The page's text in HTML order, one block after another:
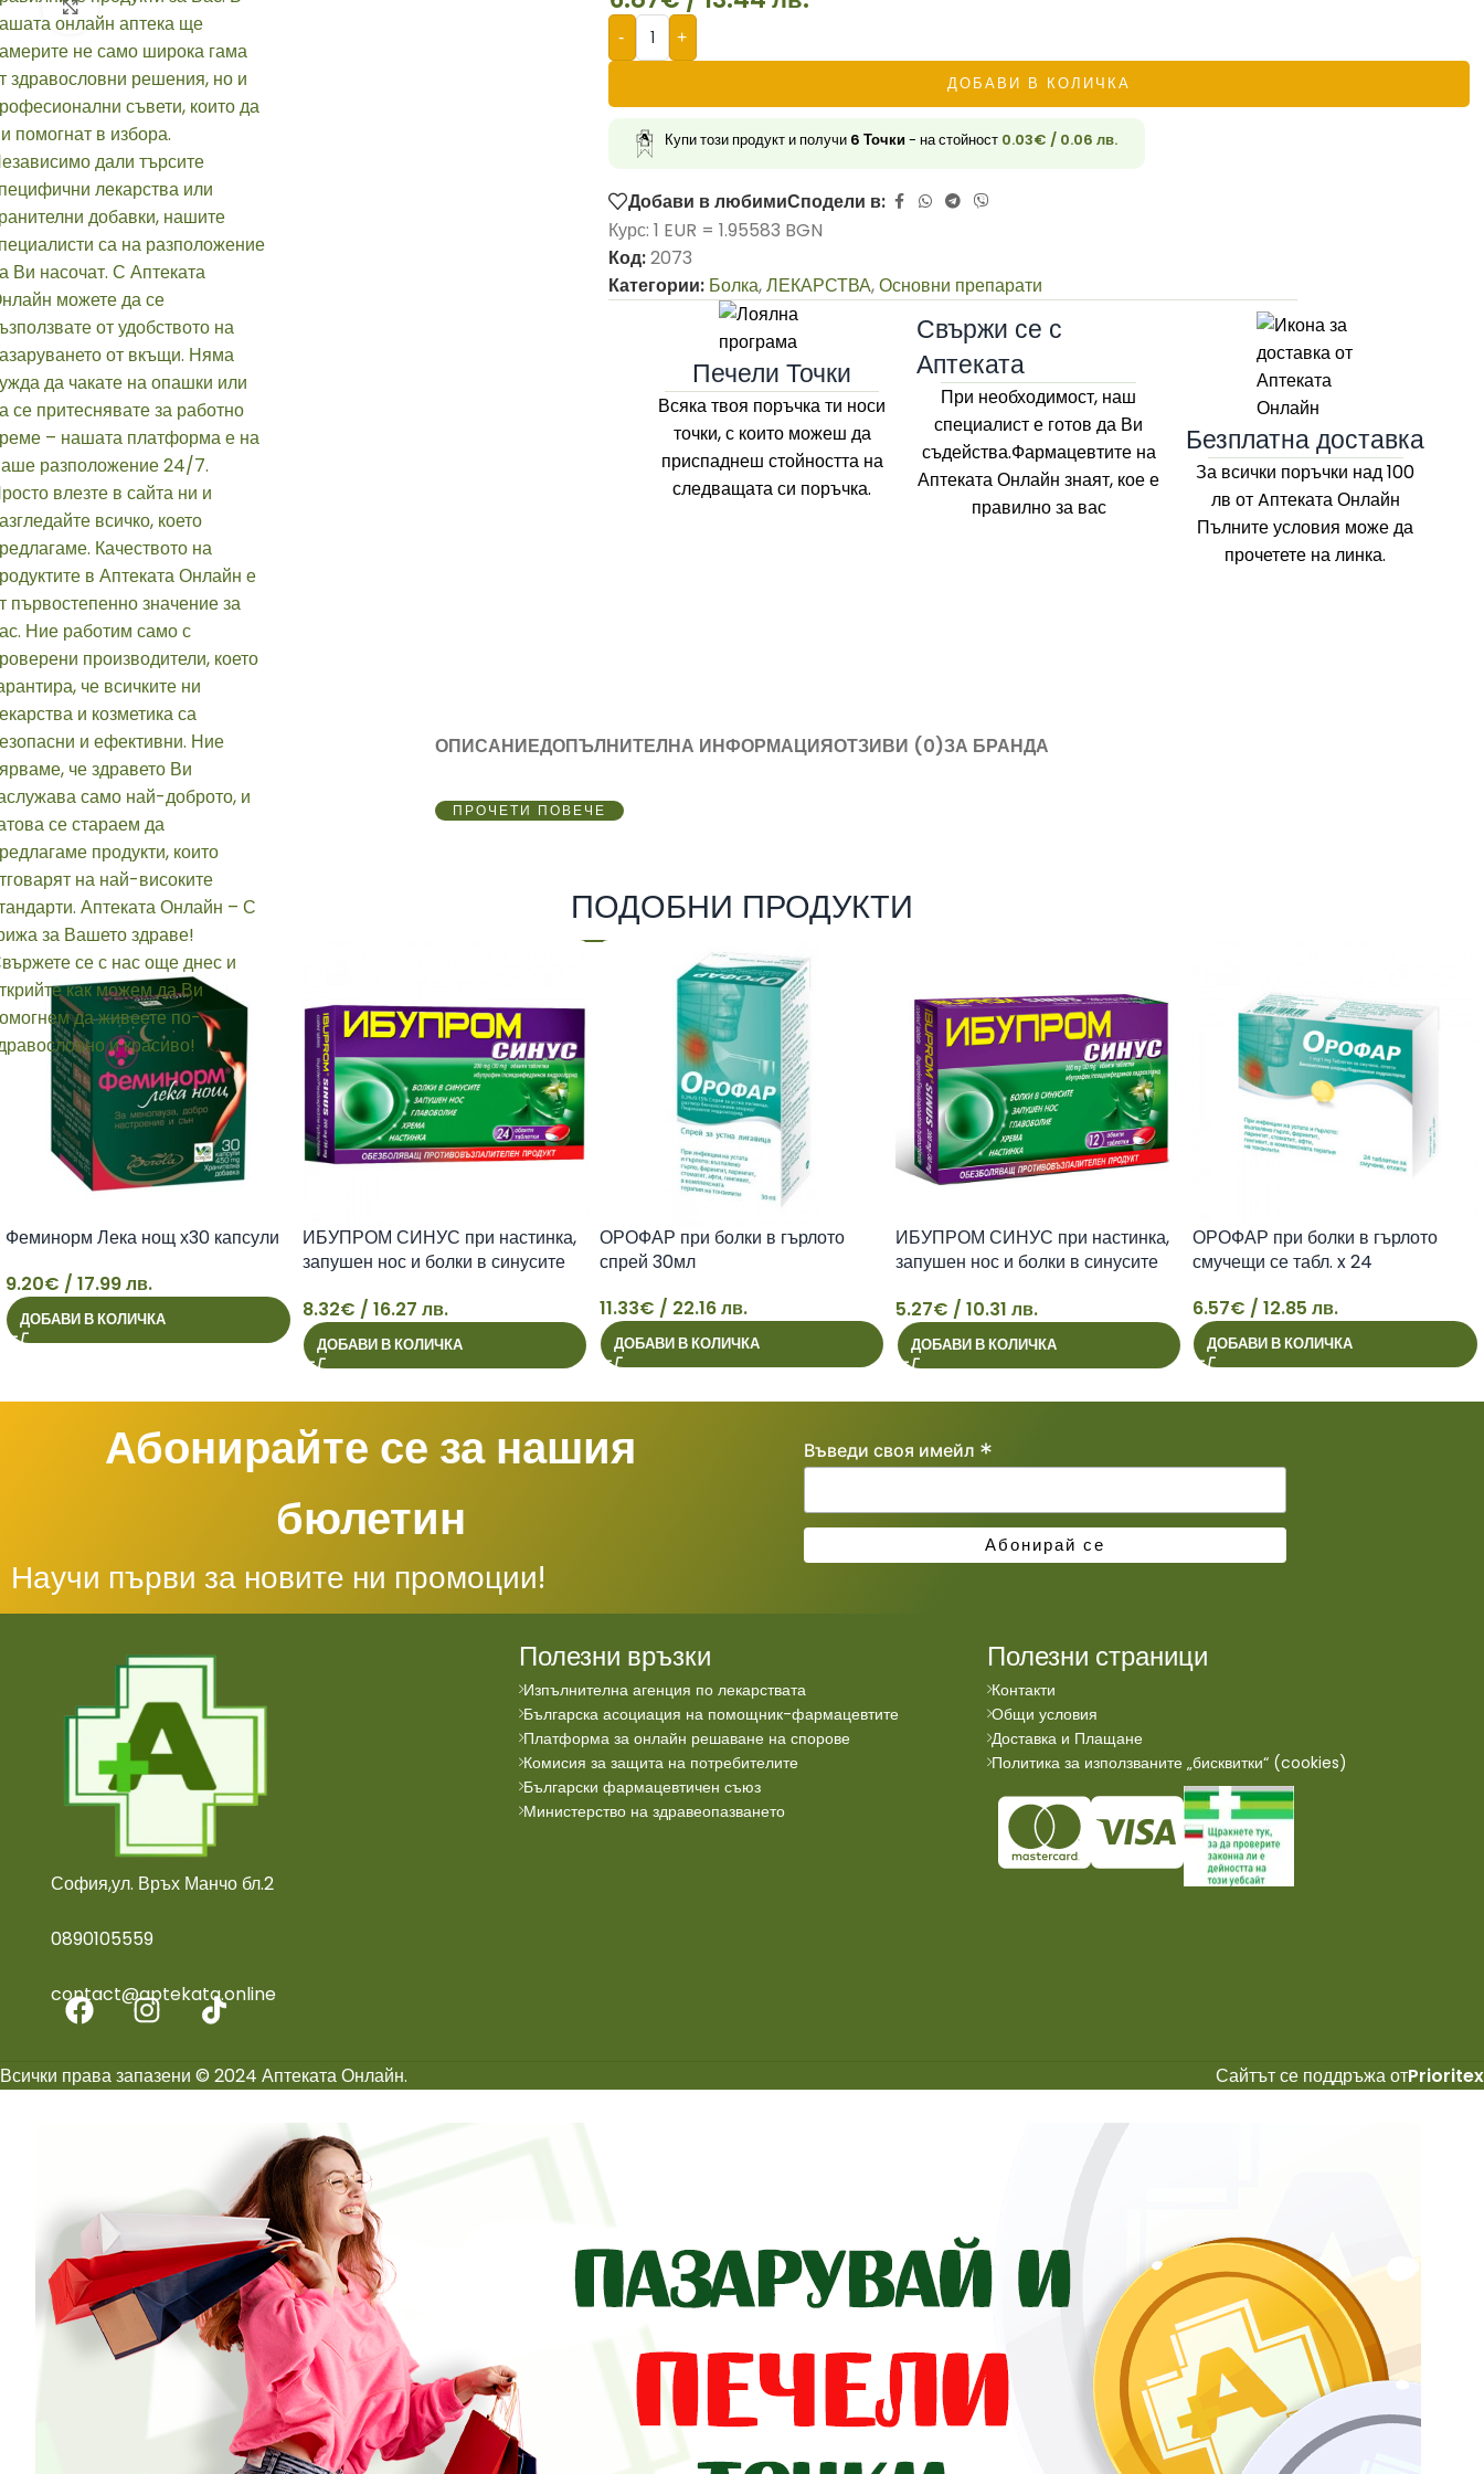
Click to enlarge
- +
ДОБАВИ В КОЛИЧКА
Купи този продукт и получи 6 Точки- на стойност 0.03€ / 0.06 лв.
Добави в любимиСподели в:
Курс: 1 EUR = 1.95583 BGN
Код:2073
Категории: Болка,ЛЕКАРСТВА,Основни препарати
Печели Точки
Всяка твоя поръчка ти носи
точки, с които можеш да
приспаднеш стойността на
следващата си поръчка.
Свържи се с
Аптеката
При необходимост, наш
специалист е готов да Ви
съдейства.Фармацевтите на
Аптеката Онлайн знаят, кое е
правилно за вас
Безплатна доставка
За всички поръчки над 100
лв от Aптеката Онлайн
Пълните условия може да
прочетете на линка.
ОПИСАНИЕДОПЪЛНИТЕЛНА ИНФОРМАЦИЯОТЗИВИ (0)ЗА БРАНДА
ПРОЧЕТИ ПОВЕЧЕ
ПОДОБНИ ПРОДУКТИ
9
Феминорм Лека нощ х30 капсули
9.20€ / 17.99 лв.
ДОБАВИ В КОЛИЧКА
ИБУПРОМ СИНУС при настинка,
запушен нос и болки в синусите
8.32€ / 16.27 лв.
ДОБАВИ В КОЛИЧКА
ОРОФАР при болки в гърлото
спрей 30мл
11.33€ / 22.16 лв.
ДОБАВИ В КОЛИЧКА
ИБУПРОМ СИНУС при настинка,
запушен нос и болки в синусите
5.27€ / 10.31 лв.
ДОБАВИ В КОЛИЧКА
ОРОФАР при болки в гърлото
смучещи се табл. x 24
6.57€ / 12.85 лв.
ДОБАВИ В КОЛИЧКА
Абонирайте се за нашия
бюлетин
Научи първи за новите ни промоции!
Въведи своя имейл *
София,ул. Връх Манчо бл.2
0890105559
contact@aptekata.online
Полезни връзки
Изпълнителна агенция по лекарствата
Българска асоциация на помощник-фармацевтите
Платформа за онлайн решаване на спорове
Комисия за защита на потребителите
Български фармацевтичен съюз
Министерство на здравеопазването
Полезни страници
Контакти
Общи условия
Доставка и Плащане
Политика за използваните „бисквитки“ (cookies)
Всички права запазени © 2024 Аптеката Онлайн. Сайтът се поддръжа отPrioritex